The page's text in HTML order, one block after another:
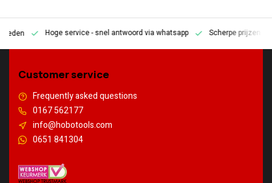
Hoge service- snel antwoord via whatsapp Scherpe prijzen
Customer service
Frequently asked questions
0167 562177
info@hobotools.com
0651 841304